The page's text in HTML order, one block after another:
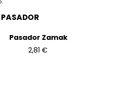
Pasador Zamak
2,81 €